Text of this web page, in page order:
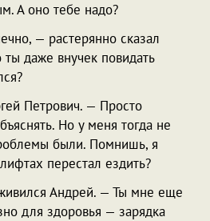
А оно тебе надо?
— растерянно сказал
даже внучек повидать
Петрович. — Просто
Но у меня тогда не
были. Помнишь, я
перестал ездить?
Андрей. — Ты мне еще
для здоровья — зарядка